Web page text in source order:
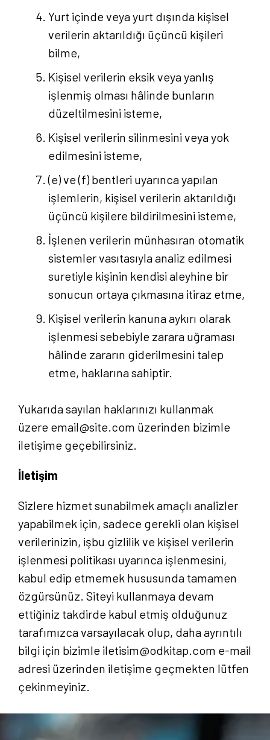
Yurt içinde veya yurt dışında kişisel
verilerin aktarıldığı üçüncü kişileri
bilme,
Kişisel verilerin eksik veya yanlış
işlenmiş olması hâlinde bunların
düzeltilmesini isteme,
Kişisel verilerin silinmesini veya yok
edilmesini isteme,
(e) ve (f) bentleri uyarınca yapılan
işlemlerin, kişisel verilerin aktarıldığı
üçüncü kişilere bildirilmesini isteme,
İşlenen verilerin münhasıran otomatik
sistemler vasıtasıyla analiz edilmesi
suretiyle kişinin kendisi aleyhine bir
sonucun ortaya çıkmasına itiraz etme,
Kişisel verilerin kanuna aykırı olarak
işlenmesi sebebiyle zarara uğraması
hâlinde zararın giderilmesini talep
etme, haklarına sahiptir.
Yukarıda sayılan haklarınızı kullanmak
üzere email@site.com üzerinden bizimle
iletişime geçebilirsiniz.
İletişim
Sizlere hizmet sunabilmek amaçlı analizler
yapabilmek için, sadece gerekli olan kişisel
verilerinizin, işbu gizlilik ve kişisel verilerin
işlenmesi politikası uyarınca işlenmesini,
kabul edip etmemek hususunda tamamen
özgürsünüz. Siteyi kullanmaya devam
ettiğiniz takdirde kabul etmiş olduğunuz
tarafımızca varsayılacak olup, daha ayrıntılı
bilgi için bizimle iletisim@odkitap.com e-mail
adresi üzerinden iletişime geçmekten lütfen
çekinmeyiniz.